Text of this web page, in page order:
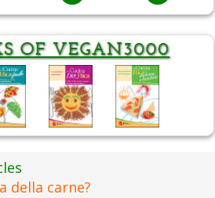
della carne?